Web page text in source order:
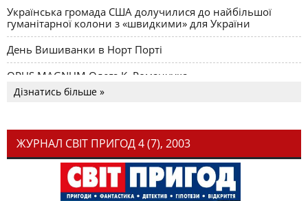
Українська громада США долучилися до найбільшої
гуманітарної колони з «швидкими» для України
День Вишиванки в Норт Порті
OPUS MAGNUM Олега К. Романчука
Дізнатись більше »
ЖУРНАЛ СВІТ ПРИГОД 4 (7), 2003